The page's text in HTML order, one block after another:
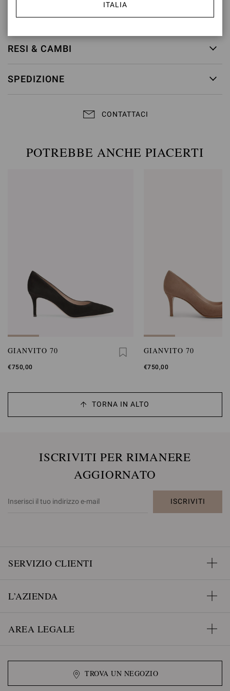
RESI & CAMBI
SPEDIZIONE
CONTATTACI
POTREBBE ANCHE PIACERTI
GIANVITO 70
€750,00
GIANVITO 70
€750,00
TORNA IN ALTO
ISCRIVITI PER RIMANERE
AGGIORNATO
ISCRIVITI
SERVIZIO CLIENTI
L’AZIENDA
AREA LEGALE
TROVA UN NEGOZIO
ITALIA